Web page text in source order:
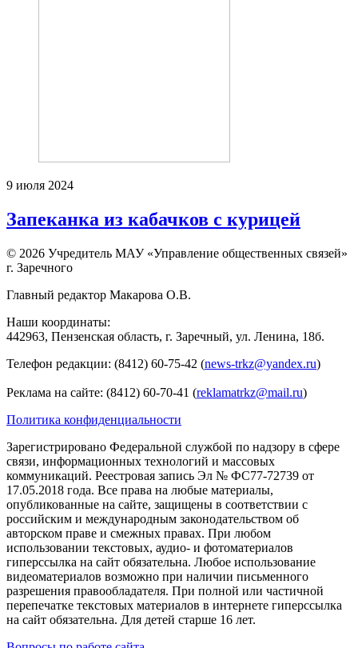
9 июля 2024
Запеканка из кабачков с курицей
© 2026 Учредитель МАУ «Управление общественных связей»
г. Заречного
Главный редактор Макарова О.В.
Наши координаты:
442963, Пензенская область, г. Заречный, ул. Ленина, 18б.
Телефон редакции: (8412) 60-75-42 (news-trkz@yandex.ru)
Реклама на сайте: (8412) 60-70-41 (reklamatrkz@mail.ru)
Политика конфиденциальности
Зарегистрировано Федеральной службой по надзору в сфере
связи, информационных технологий и массовых
коммуникаций. Реестровая запись Эл № ФС77-72739 от
17.05.2018 года. Все права на любые материалы,
опубликованные на сайте, защищены в соответствии с
российским и международным законодательством об
авторском праве и смежных правах. При любом
использовании текстовых, аудио- и фотоматериалов
гиперссылка на сайт обязательна. Любое использование
видеоматериалов возможно при наличии письменного
разрешения правообладателя. При полной или частичной
перепечатке текстовых материалов в интернете гиперссылка
на сайт обязательна. Для детей старше 16 лет.